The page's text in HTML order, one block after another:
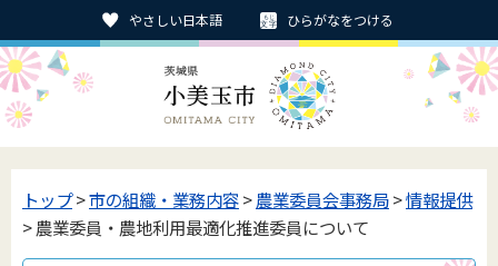
やさしい日本語 ひらがなをつける
トップ>市の組織・業務内容>農業委員会事務局>情報提供
> 農業委員・農地利用最適化推進委員について